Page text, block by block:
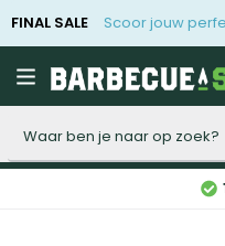
FINAL SALE Scoor jouw